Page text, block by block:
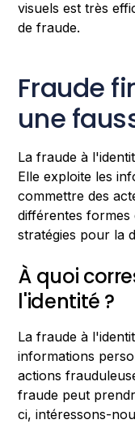
visuels est très
de fraude.
Fraude
une
La fraude à
Elle exploite les
commettre des
différentes formes
stratégies pour la
À quoi
l'identité ?
La fraude à
informations
actions
fraude peut
ci, intéressons-